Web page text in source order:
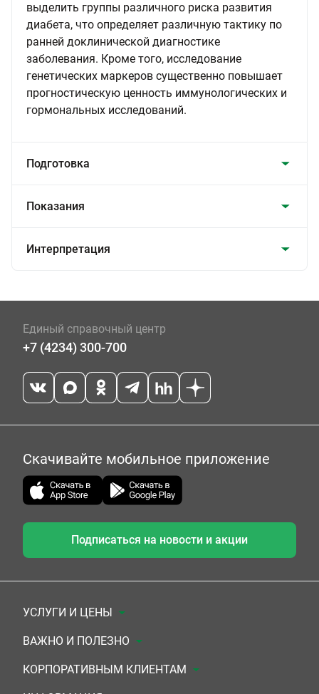
выделить группы различного риска развития
диабета, что определяет различную тактику по
ранней доклинической диагностике
заболевания. Кроме того, исследование
генетических маркеров существенно повышает
прогностическую ценность иммунологических и
гормональных исследований.
Подготовка
Показания
Интерпретация
Единый справочный центр
+7 (4234) 300-700
Скачивайте мобильное приложение
Подписаться на новости и акции
УСЛУГИ И ЦЕНЫ
Анализы
Комплексы
ВАЖНО И ПОЛЕЗНО
Документы для заключения договора
КОРПОРАТИВНЫМ КЛИЕНТАМ